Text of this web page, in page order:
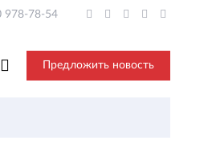
978-78-54
Предложить новость